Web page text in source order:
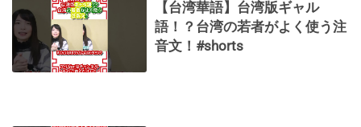
【台湾華語】台湾版ギャル
語！？台湾の若者がよく使う注
音文！#shorts